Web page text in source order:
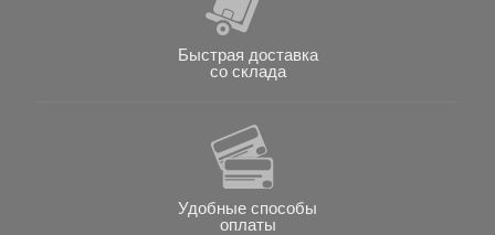
Быстрая доставка
со склада
Удобные способы
оплаты